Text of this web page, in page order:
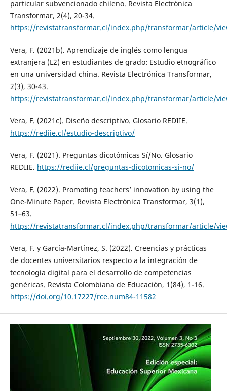
particular subvencionado chileno. Revista Electrónica
Transformar, 2(4), 20-34.
https://revistatransformar.cl/index.php/transformar/article/
Vera, F. (2021b). Aprendizaje de inglés como lengua
extranjera (L2) en estudiantes de grado: Estudio etnográfico
en una universidad china. Revista Electrónica Transformar,
2(3), 30-43.
https://revistatransformar.cl/index.php/transformar/article/
Vera, F. (2021c). Diseño descriptivo. Glosario REDIIE.
https://rediie.cl/estudio-descriptivo/
Vera, F. (2021). Preguntas dicotómicas Sí/No. Glosario
REDIIE. https://rediie.cl/preguntas-dicotomicas-si-no/
Vera, F. (2022). Promoting teachers’ innovation by using the
One-Minute Paper. Revista Electrónica Transformar, 3(1),
51–63.
https://revistatransformar.cl/index.php/transformar/article/
Vera, F. y García-Martínez, S. (2022). Creencias y prácticas
de docentes universitarios respecto a la integración de
tecnología digital para el desarrollo de competencias
genéricas. Revista Colombiana de Educación, 1(84), 1-16.
https://doi.org/10.17227/rce.num84-11582